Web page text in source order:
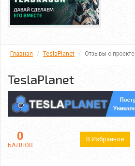
Главная TeslaPlanet Отзывы о проекте
TeslaPlanet
0
БАЛЛОВ
В Избранное